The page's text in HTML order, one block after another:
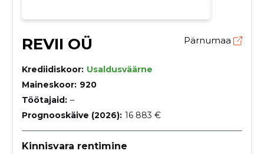
REVII OÜ Pärnumaa
Krediidiskoor: Usaldusväärne
Maineskoor: 920
Töötajaid: –
Prognooskäive (2026): 16 883 €
Kinnisvara rentimine